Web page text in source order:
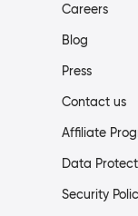
Careers
Blog
Press
Contact us
Affiliate
Data
Security